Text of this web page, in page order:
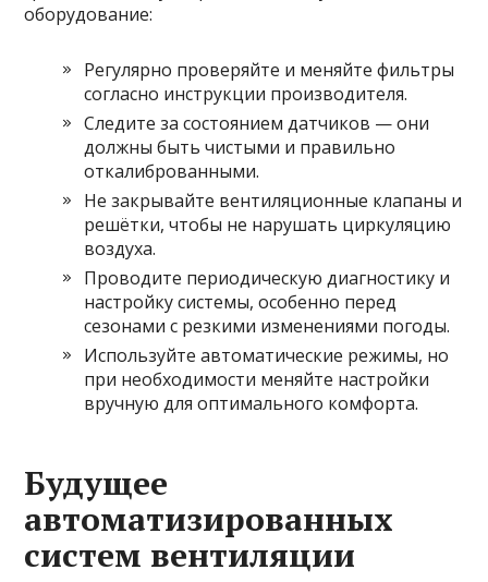
оборудование:
Регулярно проверяйте и меняйте фильтры
согласно инструкции производителя.
Следите за состоянием датчиков — они
должны быть чистыми и правильно
откалиброванными.
Не закрывайте вентиляционные клапаны и
решётки, чтобы не нарушать циркуляцию
воздуха.
Проводите периодическую диагностику и
настройку системы, особенно перед
сезонами с резкими изменениями погоды.
Используйте автоматические режимы, но
при необходимости меняйте настройки
вручную для оптимального комфорта.
Будущее
автоматизированных
систем вентиляции